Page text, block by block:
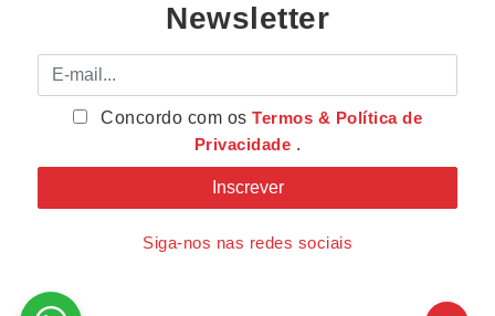
Newsletter
E-mail
Concordo com osTermos & Política de
Privacidade .
Siga-nos nas redes sociais